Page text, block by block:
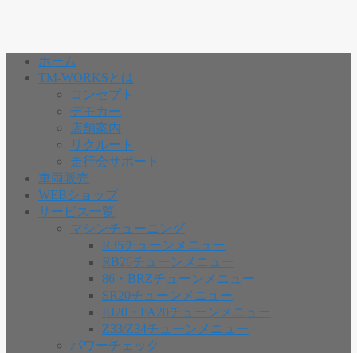
ホーム
TM-WORKSとは
コンセプト
デモカー
店舗案内
リクルート
走行会サポート
車両販売
WEBショップ
サービス一覧
マシンチューニング
R35チューンメニュー
RB26チューンメニュー
86・BRZチューンメニュー
SR20チューンメニュー
EJ20・FA20チューンメニュー
Z33/Z34チューンメニュー
パワーチェック